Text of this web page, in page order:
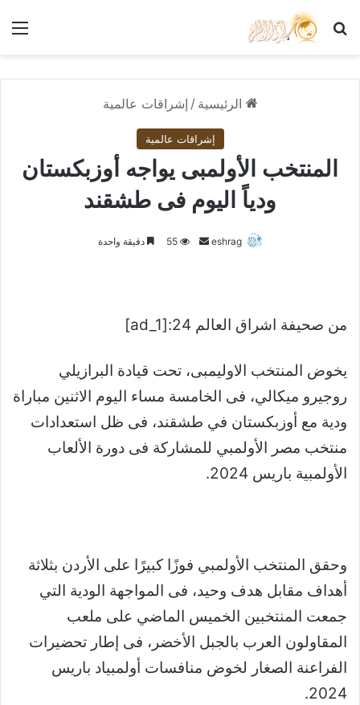
بحث عن
الرئيسية / إشراقات عالمية
إشراقات عالمية
المنتخب الأولمبى يواجه أوزبكستان
ودياً اليوم فى طشقند
eshrag
أرسل55 دقيقة واحدة
من صحيفة اشراق العالم 24:[ad_1]
يخوض المنتخب الاوليمبى، تحت قيادة البرازيلي
روجيرو ميكالي، فى الخامسة مساء اليوم الاثنين مباراة
ودية مع أوزبكستان في طشقند، فى ظل استعدادات
منتخب مصر الأولمبي للمشاركة فى دورة الألعاب
الأولمبية باريس 2024.
وحقق المنتخب الأولمبي فوزًا كبيرًا على الأردن بثلاثة
أهداف مقابل هدف وحيد، فى المواجهة الودية التي
جمعت المنتخبين الخميس الماضي على ملعب
المقاولون العرب بالجبل الأخضر، فى إطار تحضيرات
الفراعنة الصغار لخوض منافسات أولمبياد باريس
2024.